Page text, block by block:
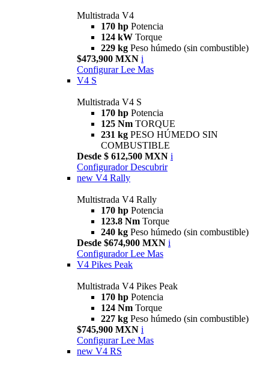
Multistrada V4
170 hp Potencia
124 kW Torque
229 kg Peso húmedo (sin combustible)
$473,900 MXN i
Configurar Lee Mas
V4 S
Multistrada V4 S
170 hp Potencia
125 Nm TORQUE
231 kg PESO HÚMEDO SIN
COMBUSTIBLE
Desde $ 612,500 MXN i
Configurador Descubrir
new V4 Rally
Multistrada V4 Rally
170 hp Potencia
123.8 Nm Torque
240 kg Peso húmedo (sin combustible)
Desde $674,900 MXN i
Configurador Lee Mas
V4 Pikes Peak
Multistrada V4 Pikes Peak
170 hp Potencia
124 Nm Torque
227 kg Peso húmedo (sin combustible)
$745,900 MXN i
Configurar Lee Mas
new V4 RS